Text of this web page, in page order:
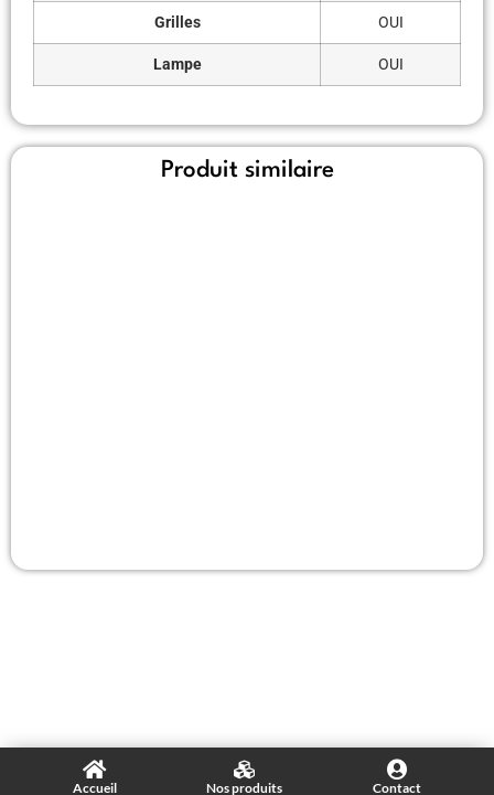
Grilles OUI
Lampe OUI
Produit similaire
Accueil Nos produits Contact